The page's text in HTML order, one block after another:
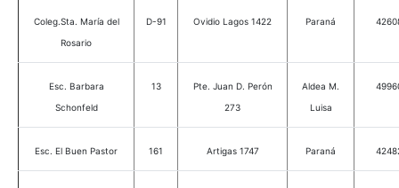
Coleg.Sta. María del
Rosario
D-91 Ovidio Lagos 1422 Paraná
Esc. Barbara
Schonfeld
13
Pte. Juan D. Perón
273
Aldea M.
Luisa
Esc. El Buen Pastor 161 Artigas 1747 Paraná